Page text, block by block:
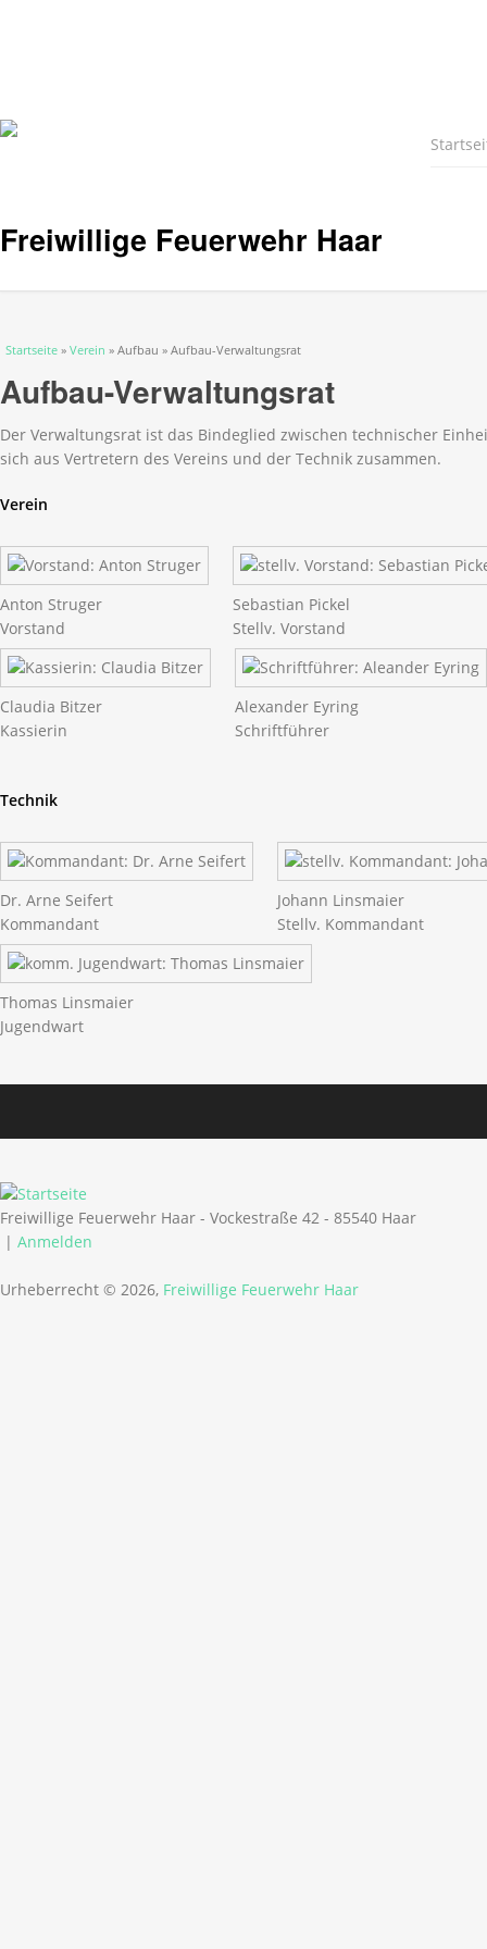
Freiwillige Feuerwehr Haar
Sie sind hier
Startseite » Verein » Aufbau » Aufbau-Verwaltungsrat
Aufbau-Verwaltungsrat
Der Verwaltungsrat ist das Bindeglied zwischen technischer
sich aus Vertretern des Vereins und der Technik zusammen.
Verein
Anton Struger
Vorstand
Sebastian Pickel
Stellv. Vorstand
Claudia Bitzer
Kassierin
Alexander Eyring
Schriftführer
Technik
Dr. Arne Seifert
Kommandant
Johann Linsmaier
Stellv. Kommandant
Thomas Linsmaier
Jugendwart
Freiwillige Feuerwehr Haar - Vockestraße 42 - 85540 Haar
| Anmelden
Urheberrecht © 2026, Freiwillige Feuerwehr Haar